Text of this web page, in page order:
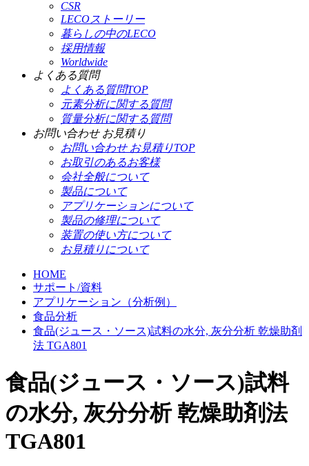
CSR
LECOストーリー
暮らしの中のLECO
採用情報
Worldwide
よくある質問
よくある質問TOP
元素分析に関する質問
質量分析に関する質問
お問い合わせ お見積り
お問い合わせ お見積りTOP
お取引のあるお客様
会社全般について
製品について
アプリケーションについて
製品の修理について
装置の使い方について
お見積りについて
HOME
サポート/資料
アプリケーション（分析例）
食品分析
食品(ジュース・ソース)試料の水分, 灰分分析 乾燥助剤
法 TGA801
食品(ジュース・ソース)試料
の水分, 灰分分析 乾燥助剤法
TGA801